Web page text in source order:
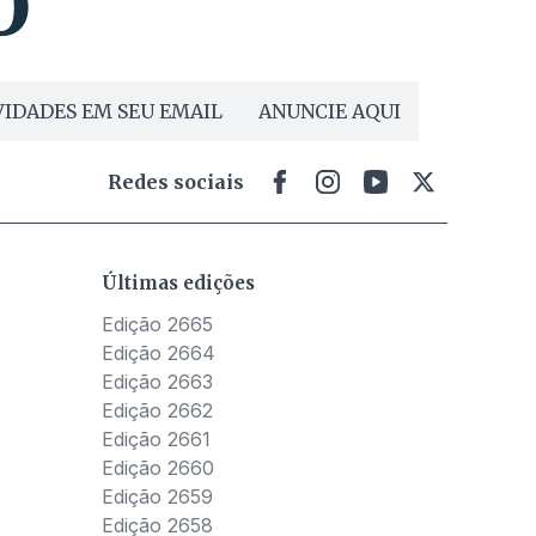
EM SEU EMAIL ANUNCIE AQUI
Redes sociais
Últimas edições
Edição 2665
Edição 2664
Edição 2663
Edição 2662
Edição 2661
Edição 2660
Edição 2659
Edição 2658